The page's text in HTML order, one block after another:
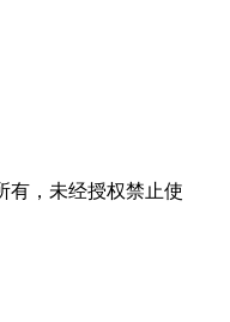
有，未经授权禁止使